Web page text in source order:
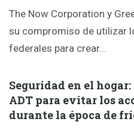
The Now Corporation y
su compromiso de utilizar
federales para crear…
Seguridad en el
ADT para evitar los
durante la época de